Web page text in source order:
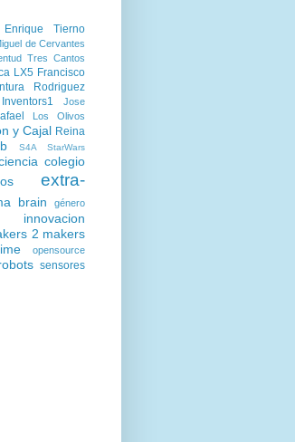
Tierno
de Cervantes
Tres Cantos
LX5 Francisco
Rodriguez
Inventors1
Jose
Los Olivos
y Cajal Reina
S4A StarWars
colegio
extra-
brain
género
innovacion
2 makers
opensource
sensores